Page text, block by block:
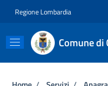
Regione Lombardia
Comune di